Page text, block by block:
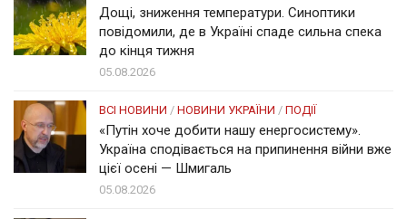
Дощі, зниження температури. Синоптики
повідомили, де в Україні спаде сильна спека
до кінця тижня
05.08.2026
ВСІ НОВИНИ / НОВИНИ УКРАЇНИ / ПОДІЇ
«Путін хоче добити нашу енергосистему».
Україна сподівається на припинення війни вже
цієї осені — Шмигаль
05.08.2026